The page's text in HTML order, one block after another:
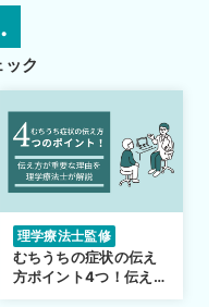
ク
理学療法士監修
むちうちの症状の伝え
方ポイント4つ！伝え方
が重要な理由も解説